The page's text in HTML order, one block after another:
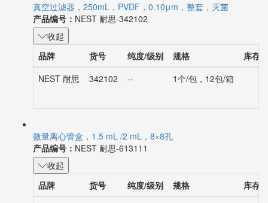
真空过滤器，250mL，PVDF，0.10μm，整套，灭菌
产品编号： NEST 耐思-342102
收起
品牌
货号 纯度/级别 规格
库存
NEST 耐思
342102 -- 1个/包，12包/箱
微量离心管盒，1.5 mL /2 mL，8×8孔
产品编号： NEST 耐思-613111
收起
品牌
货号 纯度/级别 规格
库存